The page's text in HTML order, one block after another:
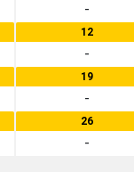
-
12
-
19
-
26
-